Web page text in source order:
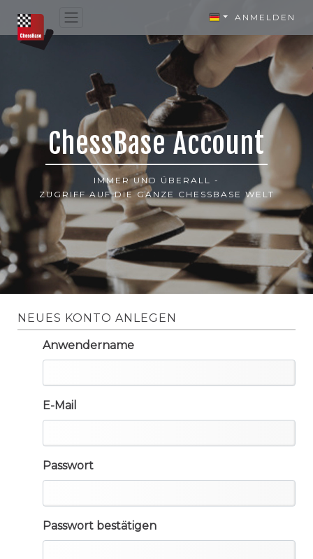
ANMELDEN
ChessBase Account
IMMER UND ÜBERALL -
ZUGRIFF AUF DIE GANZE CHESSBASE WELT
NEUES KONTO ANLEGEN
Anwendername
E-Mail
Passwort
Passwort bestätigen